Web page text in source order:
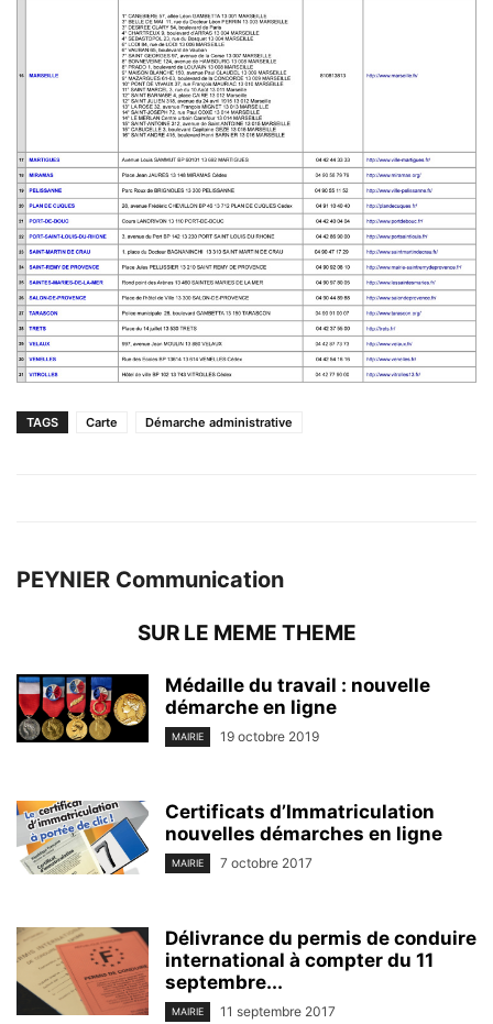
TAGS Carte Démarche administrative
PEYNIER Communication
SUR LE MEME THEME
Médaille du travail : nouvelle
démarche en ligne
MAIRIE 19 octobre 2019
Certificats d’Immatriculation
nouvelles démarches en ligne
MAIRIE 7 octobre 2017
Délivrance du permis de conduire
international à compter du 11
septembre...
MAIRIE 11 septembre 2017